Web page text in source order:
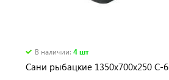
В наличии: 4 шт
Сани рыбацкие 1350х700х250 С-6